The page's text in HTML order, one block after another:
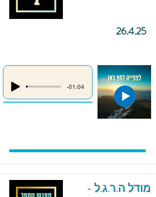
26.4.25
-01:04
מודל ה.ר.ג.ל -